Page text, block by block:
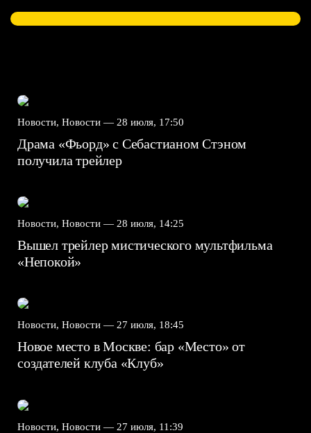
Новости, Новости — 28 июля, 17:50
Драма «Фьорд» с Себастианом Стэном
получила трейлер
Новости, Новости — 28 июля, 14:25
Вышел трейлер мистического мультфильма
«Непокой»
Новости, Новости — 27 июля, 18:45
Новое место в Москве: бар «Место» от
создателей клуба «Клуб»
Новости, Новости — 27 июля, 11:39